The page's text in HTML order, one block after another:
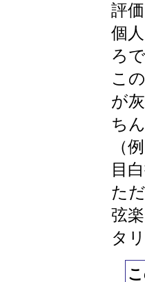
評
個
ろ
こ
が
ち
（
目
た
弦
タ